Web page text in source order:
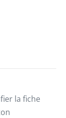
la fiche